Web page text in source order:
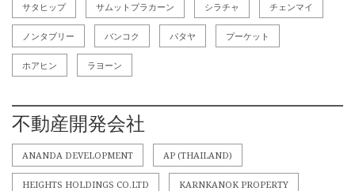
サタヒップ サムットプラカーン シラチャ チェンマイ
ノンタブリー バンコク パタヤ プーケット
ホアヒン ラヨーン
不動産開発会社
ANANDA DEVELOPMENT AP (THAILAND)
HEIGHTS HOLDINGS CO.LTD KARNKANOK PROPERTY